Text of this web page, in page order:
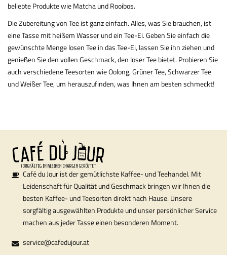
beliebte Produkte wie Matcha und Rooibos.
Die Zubereitung von Tee ist ganz einfach. Alles, was Sie brauchen, ist
eine Tasse mit heißem Wasser und ein Tee-Ei. Geben Sie einfach die
gewünschte Menge losen Tee in das Tee-Ei, lassen Sie ihn ziehen und
genießen Sie den vollen Geschmack, den loser Tee bietet. Probieren Sie
auch verschiedene Teesorten wie Oolong, Grüner Tee, Schwarzer Tee
und Weißer Tee, um herauszufinden, was Ihnen am besten schmeckt!
Café du Jour ist der gemütlichste Kaffee- und Teehandel. Mit
Leidenschaft für Qualität und Geschmack bringen wir Ihnen die
besten Kaffee- und Teesorten direkt nach Hause. Unsere
sorgfältig ausgewählten Produkte und unser persönlicher Service
machen aus jeder Tasse einen besonderen Moment.
service@cafedujour.at